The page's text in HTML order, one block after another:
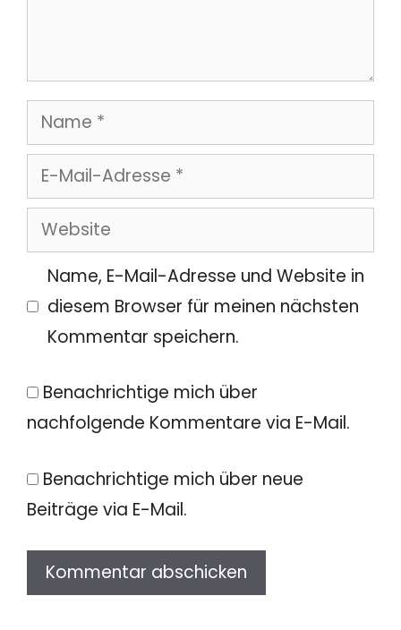
Name
E-
Mail-
Adresse
Website
Name, E-Mail-Adresse und Website in
diesem Browser für meinen nächsten
Kommentar speichern.
Benachrichtige mich über
nachfolgende Kommentare via E-Mail.
Benachrichtige mich über neue
Beiträge via E-Mail.